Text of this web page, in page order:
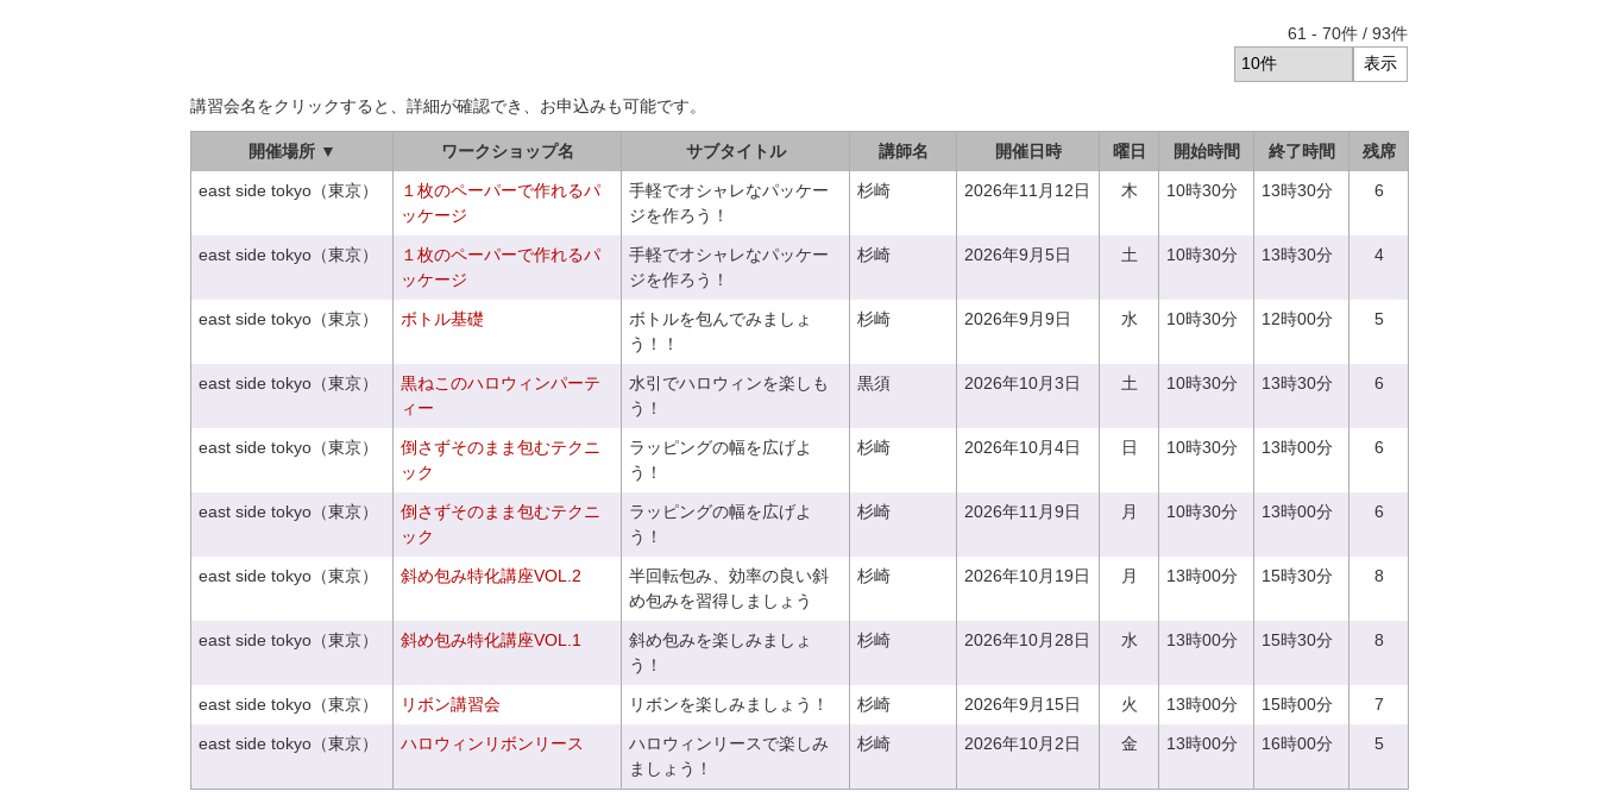
61 - 70件 / 93件
講習会名をクリックすると、詳細が確認でき、お申込みも可能です。
開催場所 ▼ ワークショップ名 サブタイトル 講師名 開催日時 曜日 開始時間 終了時間 残席
east side tokyo（東京）
１枚のペーパーで作れるパ
ッケージ
手軽でオシャレなパッケー
ジを作ろう！
杉崎 2026年11月12日 木 10時30分 13時30分 6
east side tokyo（東京）
１枚のペーパーで作れるパ
ッケージ
手軽でオシャレなパッケー
ジを作ろう！
杉崎 2026年9月5日 土 10時30分 13時30分 4
east side tokyo（東京） ボトル基礎
ボトルを包んでみましょ
う！！
杉崎 2026年9月9日 水 10時30分 12時00分 5
east side tokyo（東京）
黒ねこのハロウィンパーテ
ィー
水引でハロウィンを楽しも
う！
黒須 2026年10月3日 土 10時30分 13時30分 6
east side tokyo（東京）
倒さずそのまま包むテクニ
ック
ラッピングの幅を広げよ
う！
杉崎 2026年10月4日 日 10時30分 13時00分 6
east side tokyo（東京）
倒さずそのまま包むテクニ
ック
ラッピングの幅を広げよ
う！
杉崎 2026年11月9日 月 10時30分 13時00分 6
east side tokyo（東京） 斜め包み特化講座VOL.2
半回転包み、効率の良い斜
め包みを習得しましょう
杉崎 2026年10月19日 月 13時00分 15時30分 8
east side tokyo（東京） 斜め包み特化講座VOL.1
斜め包みを楽しみましょ
う！
杉崎 2026年10月28日 水 13時00分 15時30分 8
east side tokyo（東京） リボン講習会 リボンを楽しみましょう！ 杉崎 2026年9月15日 火 13時00分 15時00分 7
east side tokyo（東京） ハロウィンリボンリース
ハロウィンリースで楽しみ
ましょう！
杉崎 2026年10月2日 金 13時00分 16時00分 5